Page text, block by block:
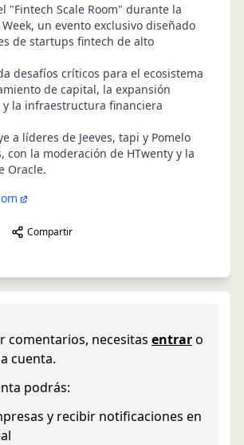
"Fintech Scale Room" durante la
un evento exclusivo diseñado
de startups fintech de alto
desafíos críticos para el ecosistema
de capital, la expansión
la infraestructura financiera
a líderes de Jeeves, tapi y Pomelo
con la moderación de HTwenty y la
Oracle.
Compartir
comentarios, necesitas entraro
cuenta.
podrás:
y recibir notificaciones en